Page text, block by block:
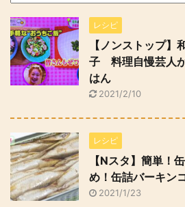
レシピ
【ノンストップ】
子 料理自慢芸人
はん
2021/2/10
レシピ
【Nスタ】簡単！
め！缶詰バーキン
2021/1/23